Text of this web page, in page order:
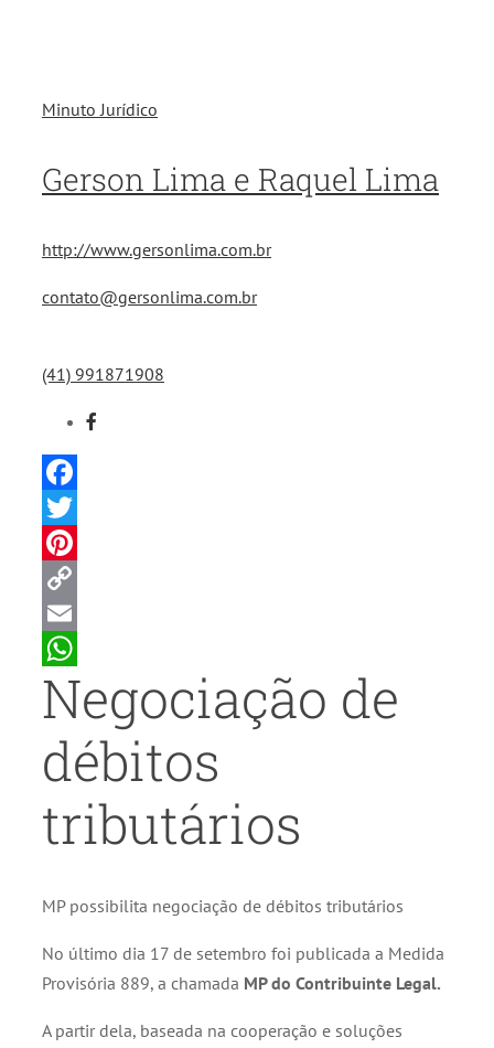
Minuto Jurídico
Gerson Lima e Raquel Lima
http://www.gersonlima.com.br
contato@gersonlima.com.br
(41) 991871908
Facebook
Twitter
Pinterest
Copy
Link
Email
WhatsApp
Negociação de
débitos
tributários
MP possibilita negociação de débitos tributários
No último dia 17 de setembro foi publicada a Medida
Provisória 889, a chamada MP do Contribuinte Legal.
A partir dela, baseada na cooperação e soluções